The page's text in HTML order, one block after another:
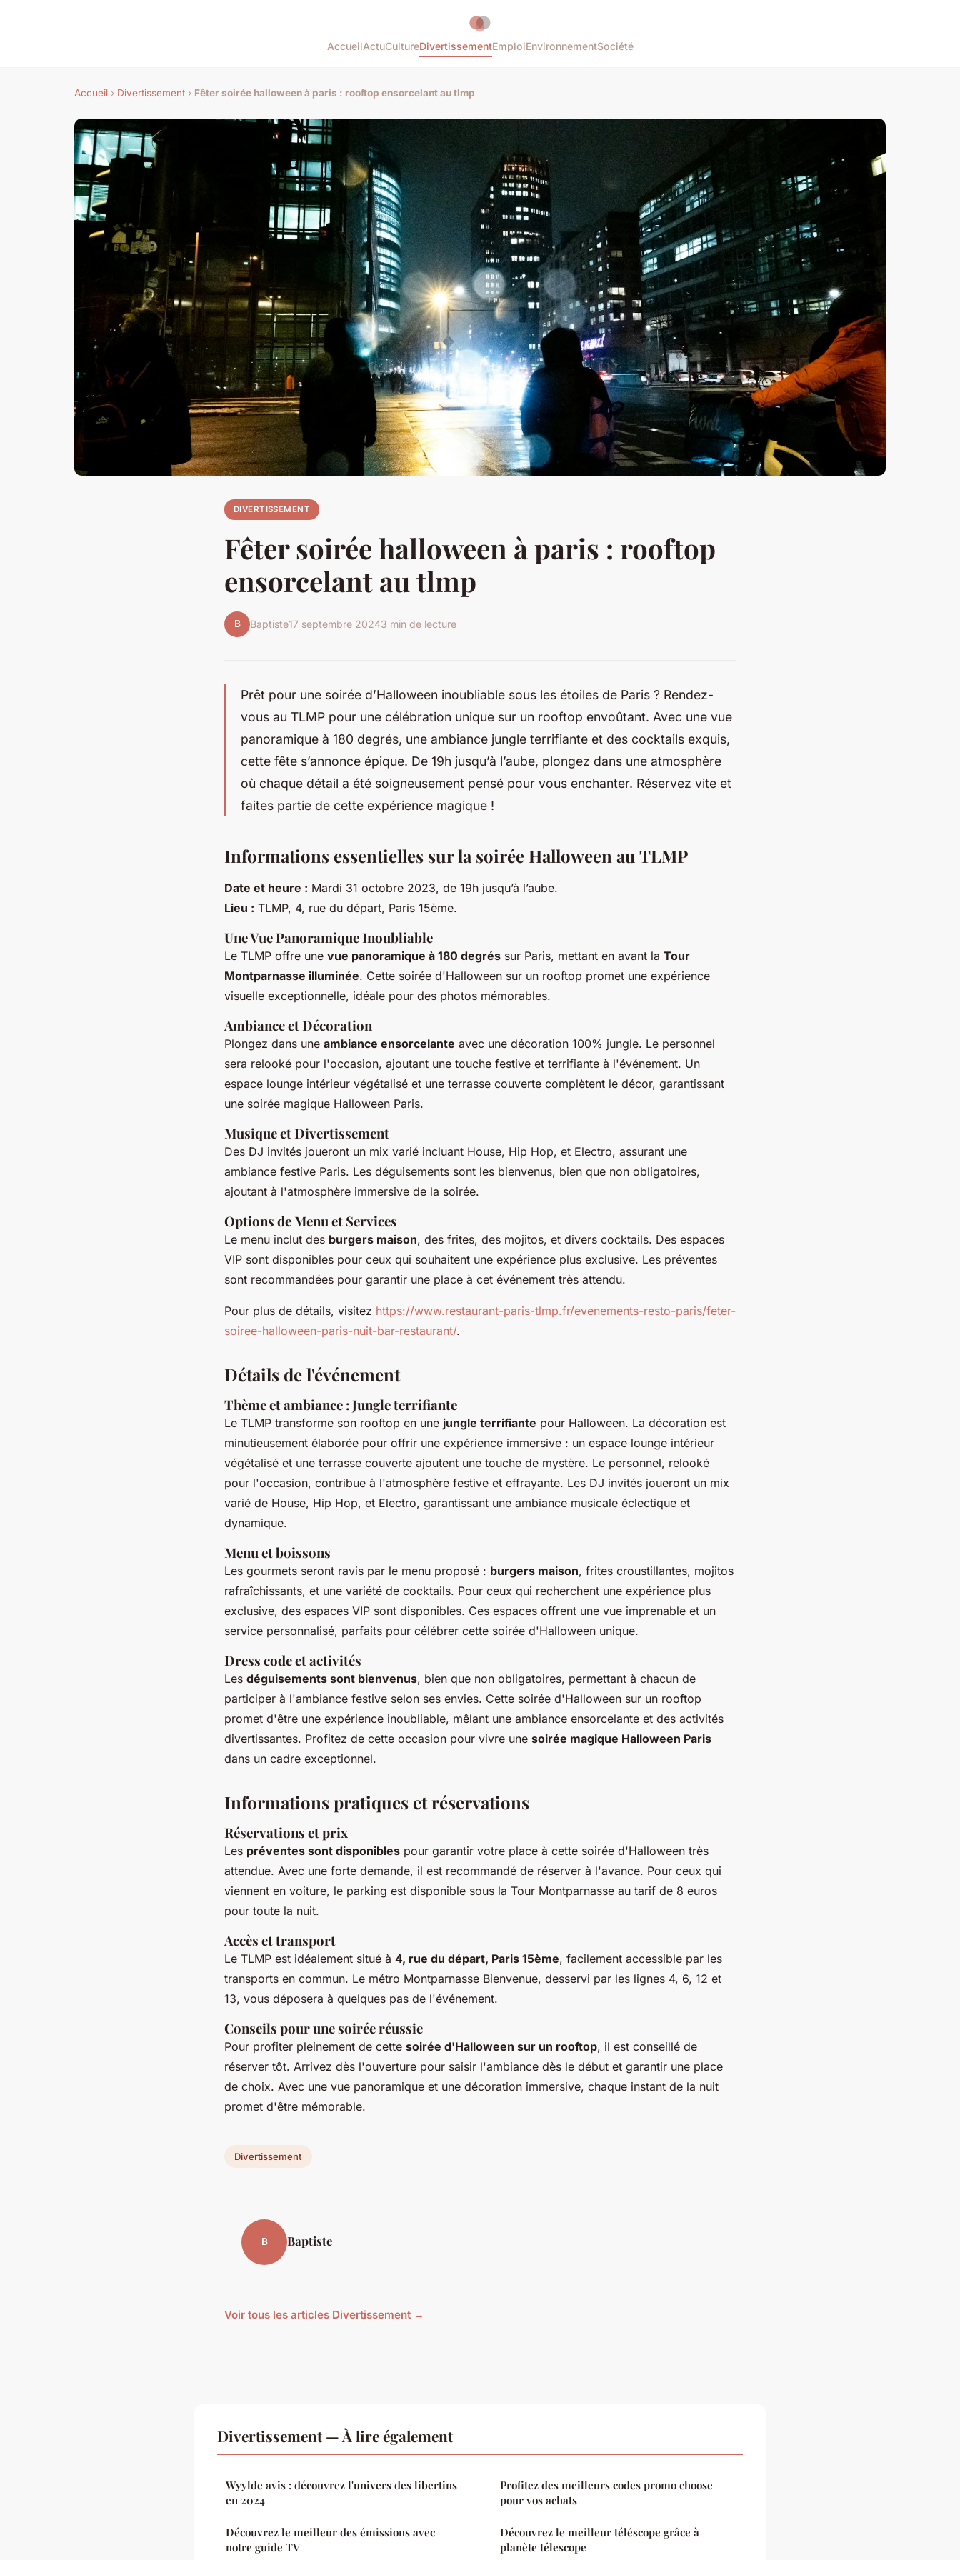
AccueilActuCultureDivertissementEmploiEnvironnementSociété
Accueil › Divertissement › Fêter soirée halloween à paris : rooftop ensorcelant au tlmp
DIVERTISSEMENT
Fêter soirée halloween à paris : rooftop
ensorcelant au tlmp
B Baptiste17 septembre 20243 min de lecture
Prêt pour une soirée d’Halloween inoubliable sous les étoiles de Paris ? Rendez-
vous au TLMP pour une célébration unique sur un rooftop envoûtant. Avec une vue
panoramique à 180 degrés, une ambiance jungle terrifiante et des cocktails exquis,
cette fête s’annonce épique. De 19h jusqu’à l’aube, plongez dans une atmosphère
où chaque détail a été soigneusement pensé pour vous enchanter. Réservez vite et
faites partie de cette expérience magique !
Informations essentielles sur la soirée Halloween au TLMP
Date et heure : Mardi 31 octobre 2023, de 19h jusqu’à l’aube.
Lieu : TLMP, 4, rue du départ, Paris 15ème.
Une Vue Panoramique Inoubliable
Le TLMP offre une vue panoramique à 180 degrés sur Paris, mettant en avant la Tour
Montparnasse illuminée. Cette soirée d'Halloween sur un rooftop promet une expérience
visuelle exceptionnelle, idéale pour des photos mémorables.
Ambiance et Décoration
Plongez dans une ambiance ensorcelante avec une décoration 100% jungle. Le personnel
sera relooké pour l'occasion, ajoutant une touche festive et terrifiante à l'événement. Un
espace lounge intérieur végétalisé et une terrasse couverte complètent le décor, garantissant
une soirée magique Halloween Paris.
Musique et Divertissement
Des DJ invités joueront un mix varié incluant House, Hip Hop, et Electro, assurant une
ambiance festive Paris. Les déguisements sont les bienvenus, bien que non obligatoires,
ajoutant à l'atmosphère immersive de la soirée.
Options de Menu et Services
Le menu inclut des burgers maison, des frites, des mojitos, et divers cocktails. Des espaces
VIP sont disponibles pour ceux qui souhaitent une expérience plus exclusive. Les préventes
sont recommandées pour garantir une place à cet événement très attendu.
Pour plus de détails, visitez https://www.restaurant-paris-tlmp.fr/evenements-resto-paris/feter-
soiree-halloween-paris-nuit-bar-restaurant/.
Détails de l'événement
Thème et ambiance : Jungle terrifiante
Le TLMP transforme son rooftop en une jungle terrifiante pour Halloween. La décoration est
minutieusement élaborée pour offrir une expérience immersive : un espace lounge intérieur
végétalisé et une terrasse couverte ajoutent une touche de mystère. Le personnel, relooké
pour l'occasion, contribue à l'atmosphère festive et effrayante. Les DJ invités joueront un mix
varié de House, Hip Hop, et Electro, garantissant une ambiance musicale éclectique et
dynamique.
Menu et boissons
Les gourmets seront ravis par le menu proposé : burgers maison, frites croustillantes, mojitos
rafraîchissants, et une variété de cocktails. Pour ceux qui recherchent une expérience plus
exclusive, des espaces VIP sont disponibles. Ces espaces offrent une vue imprenable et un
service personnalisé, parfaits pour célébrer cette soirée d'Halloween unique.
Dress code et activités
Les déguisements sont bienvenus, bien que non obligatoires, permettant à chacun de
participer à l'ambiance festive selon ses envies. Cette soirée d'Halloween sur un rooftop
promet d'être une expérience inoubliable, mêlant une ambiance ensorcelante et des activités
divertissantes. Profitez de cette occasion pour vivre une soirée magique Halloween Paris
dans un cadre exceptionnel.
Informations pratiques et réservations
Réservations et prix
Les préventes sont disponibles pour garantir votre place à cette soirée d'Halloween très
attendue. Avec une forte demande, il est recommandé de réserver à l'avance. Pour ceux qui
viennent en voiture, le parking est disponible sous la Tour Montparnasse au tarif de 8 euros
pour toute la nuit.
Accès et transport
Le TLMP est idéalement situé à 4, rue du départ, Paris 15ème, facilement accessible par les
transports en commun. Le métro Montparnasse Bienvenue, desservi par les lignes 4, 6, 12 et
13, vous déposera à quelques pas de l'événement.
Conseils pour une soirée réussie
Pour profiter pleinement de cette soirée d'Halloween sur un rooftop, il est conseillé de
réserver tôt. Arrivez dès l'ouverture pour saisir l'ambiance dès le début et garantir une place
de choix. Avec une vue panoramique et une décoration immersive, chaque instant de la nuit
promet d'être mémorable.
Divertissement
B Baptiste
Voir tous les articles Divertissement →
Divertissement — À lire également
Wyylde avis : découvrez l'univers des libertins
en 2024
Découvrez le meilleur des émissions avec
notre guide TV
Profitez des meilleurs codes promo choose
pour vos achats
Découvrez le meilleur téléscope grâce à
planète télescope